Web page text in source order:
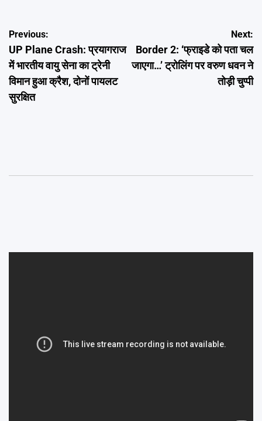
Post
navigation
Previous:
UP Plane Crash: प्रयागराज
में भारतीय वायु सेना का ट्रेनी
विमान हुआ क्रैश, दोनों पायलट
सुरक्षित
Next:
Border 2: ‘फ्राइडे को पता चल
जाएगा…’ ट्रोलिंग पर वरुण धवन ने
तोड़ी चुप्पी